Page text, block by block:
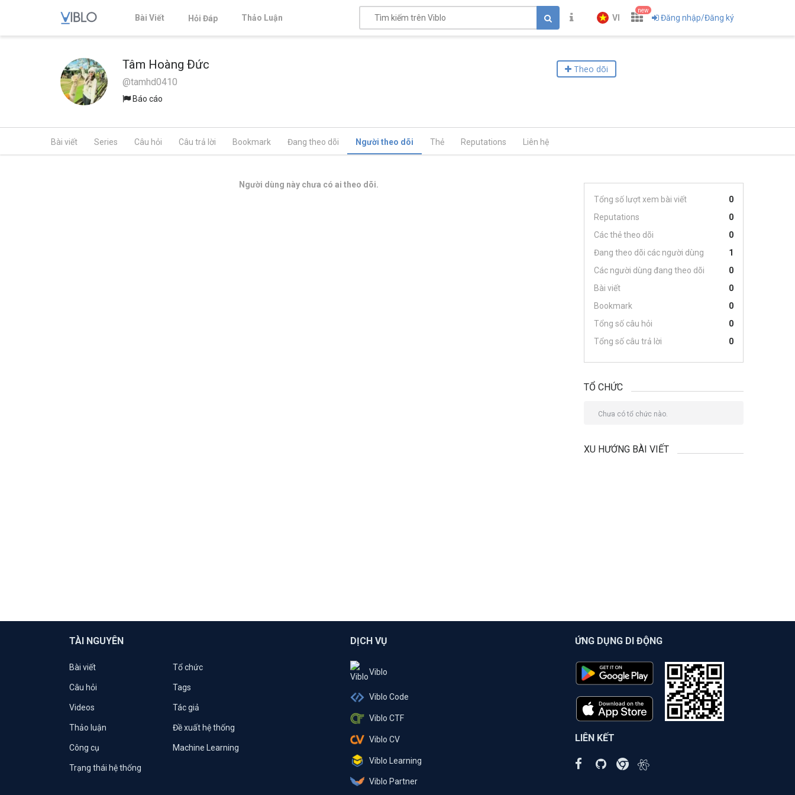
Bài Viết Hỏi Đáp Thảo Luận VI
new
Đăng nhập/Đăng ký
Tâm Hoàng Đức
@tamhd0410
Báo cáo
Theo dõi
Bài viết Series Câu hỏi Câu trả lời Bookmark Đang theo dõi Người theo dõi Thẻ Reputations Liên hệ
Người dùng này chưa có ai theo dõi.
Tổng số lượt xem bài viết
0
Reputations
0
Các thẻ theo dõi
0
Đang theo dõi các người dùng
1
Các người dùng đang theo dõi
0
Bài viết
0
Bookmark
0
Tổng số câu hỏi
0
Tổng số câu trả lời
0
TỔ CHỨC
Chưa có tổ chức nào.
XU HƯỚNG BÀI VIẾT
TÀI NGUYÊN
Bài viết Tổ chức
Câu hỏi Tags
Videos Tác giả
Thảo luận Đề xuất hệ thống
Công cụ Machine Learning
Trạng thái hệ thống
DỊCH VỤ
Viblo
Viblo Code
Viblo CTF
Viblo CV
Viblo Learning
Viblo Partner
ỨNG DỤNG DI ĐỘNG
LIÊN KẾT